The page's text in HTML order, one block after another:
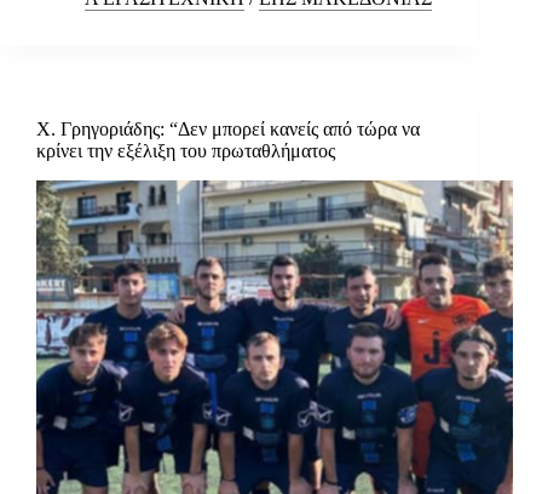
Χ. Γρηγοριάδης: “Δεν μπορεί κανείς από τώρα να
κρίνει την εξέλιξη του πρωταθλήματος